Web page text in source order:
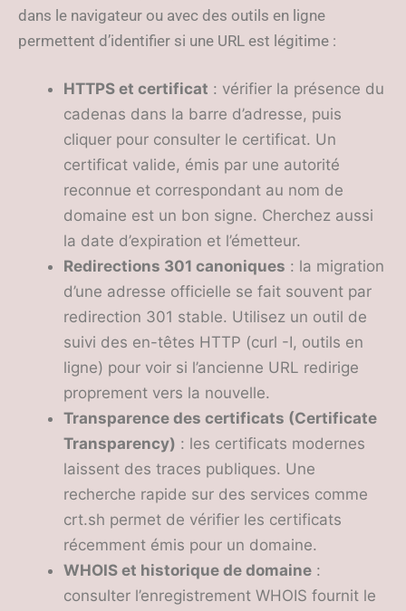
dans le navigateur ou avec des outils en ligne
permettent d’identifier si une URL est légitime :
HTTPS et certificat : vérifier la présence du
cadenas dans la barre d’adresse, puis
cliquer pour consulter le certificat. Un
certificat valide, émis par une autorité
reconnue et correspondant au nom de
domaine est un bon signe. Cherchez aussi
la date d’expiration et l’émetteur.
Redirections 301 canoniques : la migration
d’une adresse officielle se fait souvent par
redirection 301 stable. Utilisez un outil de
suivi des en-têtes HTTP (curl -I, outils en
ligne) pour voir si l’ancienne URL redirige
proprement vers la nouvelle.
Transparence des certificats (Certificate
Transparency) : les certificats modernes
laissent des traces publiques. Une
recherche rapide sur des services comme
crt.sh permet de vérifier les certificats
récemment émis pour un domaine.
WHOIS et historique de domaine :
consulter l’enregistrement WHOIS fournit le